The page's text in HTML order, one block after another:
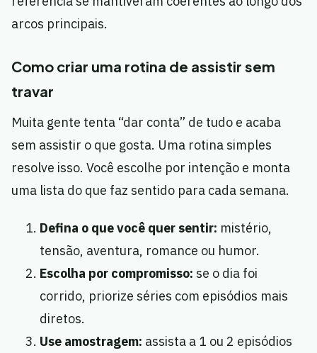
arcos principais.
Como criar uma rotina de assistir sem
travar
Muita gente tenta “dar conta” de tudo e acaba
sem assistir o que gosta. Uma rotina simples
resolve isso. Você escolhe por intenção e monta
uma lista do que faz sentido para cada semana.
Defina o que você quer sentir: mistério,
tensão, aventura, romance ou humor.
Escolha por compromisso: se o dia foi
corrido, priorize séries com episódios mais
diretos.
Use amostragem: assista a 1 ou 2 episódios